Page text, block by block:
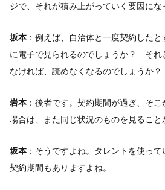
ジで、それが積み上がっていく要因にな
坂本 ：例えば、自治体と一度契約した
に電子で見られるのでしょうか？ それ
なければ、読めなくなるのでしょうか？
岩本 ：後者です。契約期間が過ぎ、そ
場合は、また同じ状況のものを見ること
坂本 ：そうですよね。タレントを使っ
契約期間もありますよね。